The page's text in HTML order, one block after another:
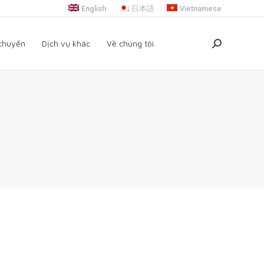
English 日本語 Vietnamese
Dịch vụ khác Về chúng tôi Search:
Dịch vụ khác Về chúng tôi Search: